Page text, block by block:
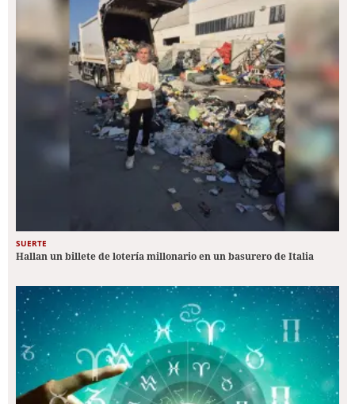
SUERTE
Hallan un billete de lotería millonario en un basurero de Italia